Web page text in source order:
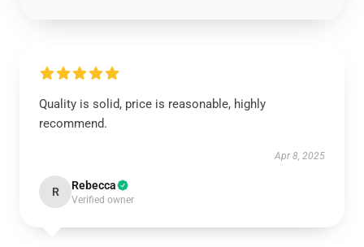
Quality is solid, price is reasonable, highly
recommend.
Apr 8, 2025
R Rebecca
Verified owner